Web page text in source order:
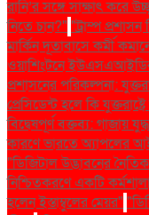
রানি’র সঙ্গে সাক্ষাৎ করে
নিতে চান?" "ট্রাম্প
মার্কিন দূতাবাসে কর্মী
ওয়াশিংটনে ইউএসএআইডির
প্রশাসনের পরিকল্পনা:
প্রেসিডেন্ট হলে কি
বিদ্বেষপূর্ণ বক্তব্য: গাজায়
কারণে ভারতে অ্যাপলের
"ডিজিটাল উদ্ভাবনের
নিশ্চিতকরণে একটি
হলেন ইস্তাম্বুলের মেয়র"